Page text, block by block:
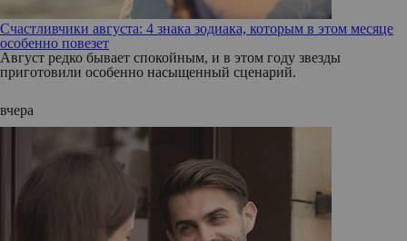
Счастливчики августа: 4 знака зодиака, которым в этом месяце
особенно повезет
Август редко бывает спокойным, и в этом году звезды
приготовили особенно насыщенный сценарий.
вчера